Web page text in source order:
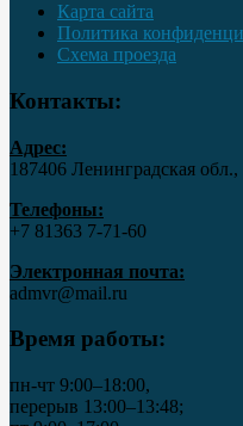
Карта сайта
Политика
Схема проезда
Контакты:
Адрес:
187406 Ленинградская
Телефоны:
+7 81363 7‑71-60
Электронная почта:
admvr@mail.ru
Время работы:
пн-чт 9:00–18:00,
перерыв 13:00–13:48;